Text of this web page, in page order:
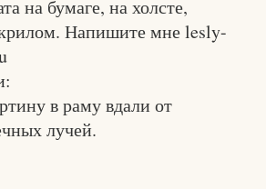
на бумаге, на холсте,
Напишите мне lesly-
в раму вдали от
лучей.